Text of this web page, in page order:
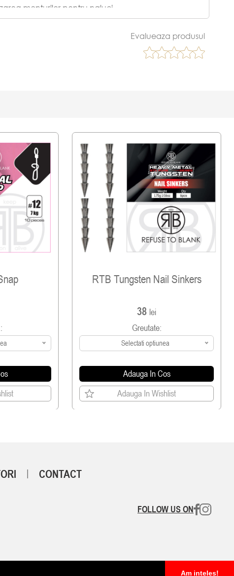
Am inteles!
monturilor pentru naluci.
Evalueaza produsul
RTB Tungsten Nail Sinkers
38 lei
Greutate:
Selectati optiunea
Adauga In Cos
Adauga In Wishlist
CONTACT
FOLLOW US ON